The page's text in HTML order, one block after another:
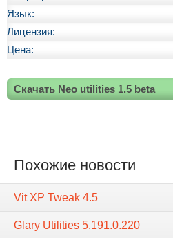
Язык:
Лицензия:
Цена:
Скачать Neo utilities 1.5 beta
Похожие новости
Vit XP Tweak 4.5
Glary Utilities 5.191.0.220